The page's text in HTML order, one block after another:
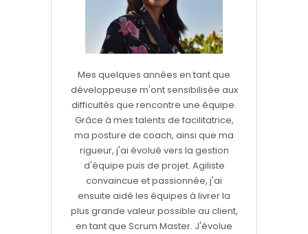
Mes quelques années en tant que
développeuse m'ont sensibilisée aux
difficultés que rencontre une équipe.
Grâce à mes talents de facilitatrice,
ma posture de coach, ainsi que ma
rigueur, j'ai évolué vers la gestion
d'équipe puis de projet. Agiliste
convaincue et passionnée, j'ai
ensuite aidé les équipes à livrer la
plus grande valeur possible au client,
en tant que Scrum Master. J'évolue